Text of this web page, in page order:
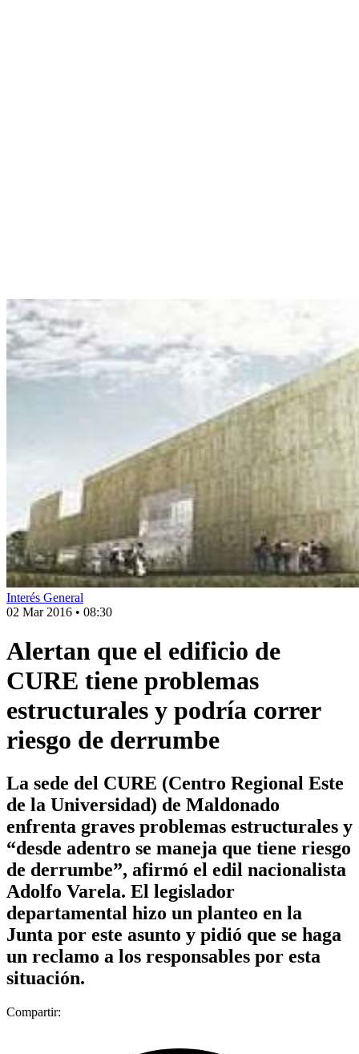
Interés General
02 Mar 2016 • 08:30
Alertan que el edificio de
CURE tiene problemas
estructurales y podría correr
riesgo de derrumbe
La sede del CURE (Centro Regional Este
de la Universidad) de Maldonado
enfrenta graves problemas estructurales y
“desde adentro se maneja que tiene riesgo
de derrumbe”, afirmó el edil nacionalista
Adolfo Varela. El legislador
departamental hizo un planteo en la
Junta por este asunto y pidió que se haga
un reclamo a los responsables por esta
situación.
Compartir: